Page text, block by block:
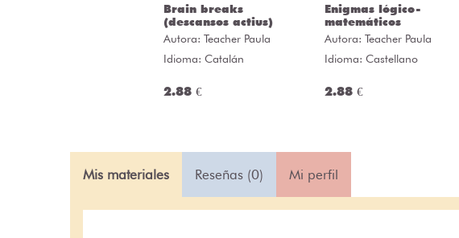
Brain breaks
(descansos actius)
Autora: Teacher Paula
Idioma: Catalán
2.88 €
Enigmas lógico-
matemáticos
Autora: Teacher Paula
Idioma: Castellano
2.88 €
Mis materiales Reseñas (0) Mi perfil